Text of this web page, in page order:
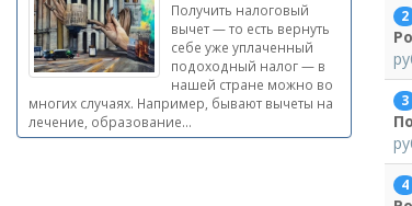
Получить налоговый
вычет — то есть вернуть
себе уже уплаченный
подоходный налог — в
нашей стране можно во
многих случаях. Например, бывают вычеты на
лечение, образование...
2
3
4